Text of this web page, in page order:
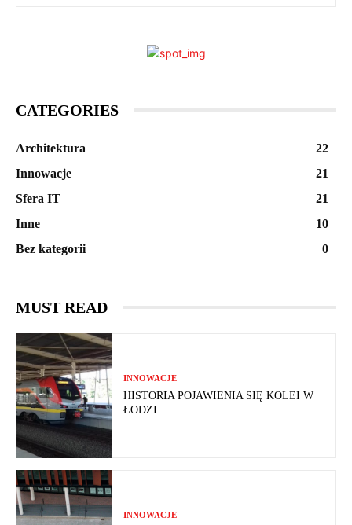
CATEGORIES
Architektura
22
Innowacje
21
Sfera IT
21
Inne
10
Bez kategorii
0
MUST READ
INNOWACJE
HISTORIA POJAWIENIA SIĘ KOLEI W
ŁODZI
INNOWACJE